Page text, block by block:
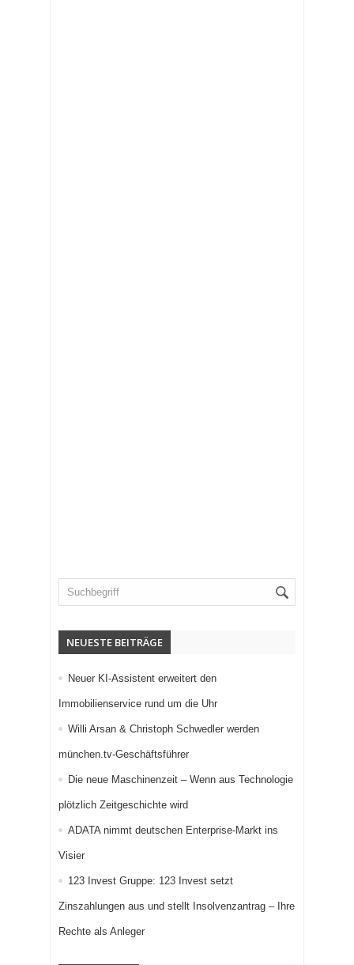
NEUESTE BEITRÄGE
Neuer KI-Assistent erweitert den
Immobilienservice rund um die Uhr
Willi Arsan & Christoph Schwedler werden
münchen.tv-Geschäftsführer
Die neue Maschinenzeit – Wenn aus Technologie
plötzlich Zeitgeschichte wird
ADATA nimmt deutschen Enterprise-Markt ins
Visier
123 Invest Gruppe: 123 Invest setzt
Zinszahlungen aus und stellt Insolvenzantrag – Ihre
Rechte als Anleger